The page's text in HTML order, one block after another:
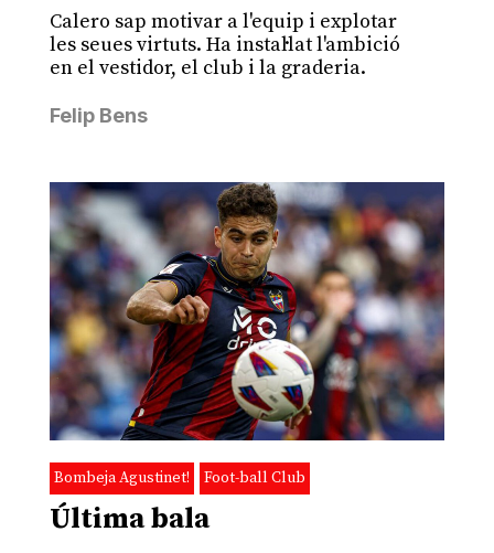
Calero sap motivar a l'equip i explotar
les seues virtuts. Ha instal·lat l'ambició
en el vestidor, el club i la graderia.
Felip Bens
Bombeja Agustinet! Foot-ball Club
Última bala